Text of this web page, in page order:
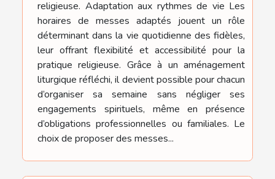
religieuse. Adaptation aux rythmes de vie Les
horaires de messes adaptés jouent un rôle
déterminant dans la vie quotidienne des fidèles,
leur offrant flexibilité et accessibilité pour la
pratique religieuse. Grâce à un aménagement
liturgique réfléchi, il devient possible pour chacun
d’organiser sa semaine sans négliger ses
engagements spirituels, même en présence
d’obligations professionnelles ou familiales. Le
choix de proposer des messes...